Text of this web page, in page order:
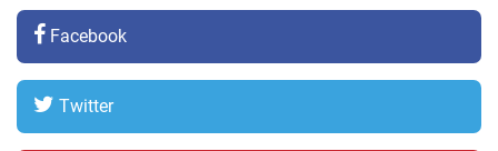
Facebook
Twitter